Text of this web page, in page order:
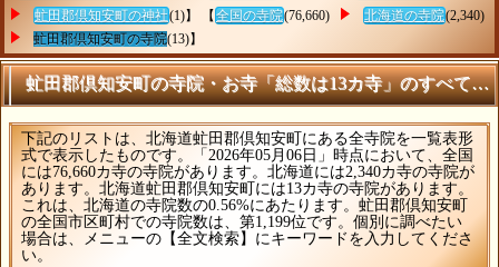
虻田郡倶知安町の神社(1)】 【 全国の寺院(76,660) 北海道の寺院(2,340)
虻田郡倶知安町の寺院(13)】
虻田郡倶知安町の寺院・お寺「総数は13カ寺」のすべてを
下記のリストは、北海道虻田郡倶知安町にある全寺院を一覧表形
式で表示したものです。「2026年05月06日」時点において、全国
には76,660カ寺の寺院があります。北海道には2,340カ寺の寺院が
あります。北海道虻田郡倶知安町には13カ寺の寺院があります。
これは、北海道の寺院数の0.56%にあたります。虻田郡倶知安町
の全国市区町村での寺院数は、第1,199位です。個別に調べたい
場合は、メニューの【全文検索】にキーワードを入力してくださ
い。